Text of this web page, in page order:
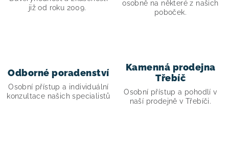
k
i
s
u
již od roku 2009.
osobně na některé z našich
poboček.
Odborné poradenství
Osobní přístup a individuální
konzultace našich specialistů
Kamenná prodejna
Třebíč
Osobní přístup a pohodlí v
naší prodejně v Třebíči.